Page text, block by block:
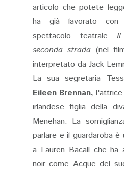
articolo che potete
ha già lavorato con
spettacolo teatrale Il
seconda strada (nel
interpretato da Jack
La sua segretaria
Eileen Brennan,l'attrice
irlandese figlia della
Menehan. La
parlare e il guardaroba è
a Lauren Bacall che ha
noir come Acque del